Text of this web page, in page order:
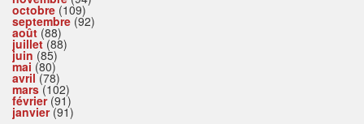
octobre (109)
septembre (92)
août (88)
juillet(88)
juin (85)
mai (80)
avril(78)
mars(102)
février(91)
janvier(91)